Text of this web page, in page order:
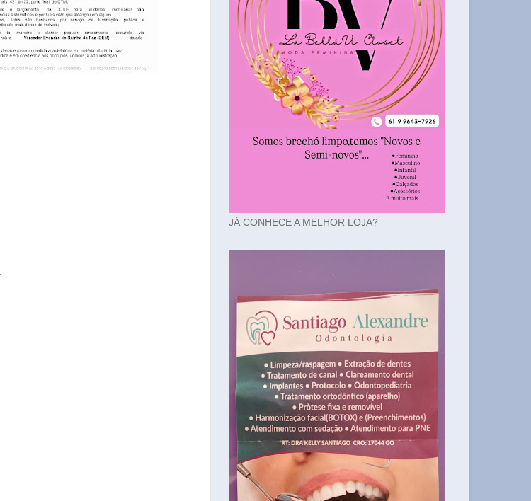
JÁ CONHECE A MELHOR LOJA?